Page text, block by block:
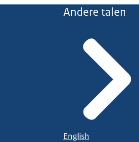
Andere talen
English